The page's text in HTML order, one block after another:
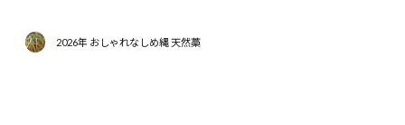
2026年 おしゃれなしめ縄 天然藁